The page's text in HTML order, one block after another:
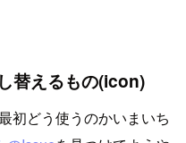
替えるもの(icon)
初どう使うのかいまいち